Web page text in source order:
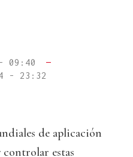
09:40
—
- 23:32
de aplicación
estas